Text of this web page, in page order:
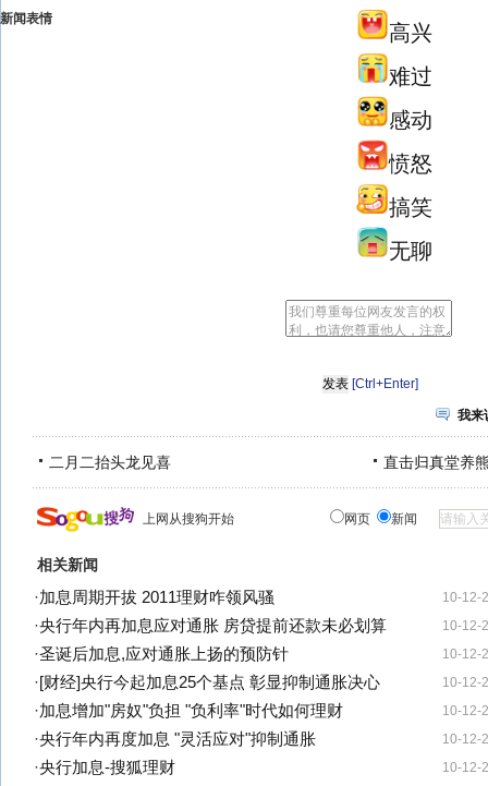
新闻表情
高兴
难过
感动
愤怒
搞笑
无聊
[Ctrl+Enter]
我来
二月二抬头龙见喜 直击归真堂养
上网从搜狗开始 网页 新闻
相关新闻
10-12-
·加息周期开拔 2011理财咋领风骚
10-12-
·央行年内再加息应对通胀 房贷提前还款未必划算
10-12-
·圣诞后加息,应对通胀上扬的预防针
10-12-
·[财经]央行今起加息25个基点 彰显抑制通胀决心
10-12-
·加息增加"房奴"负担 "负利率"时代如何理财
10-12-
·央行年内再度加息 "灵活应对"抑制通胀
10-12-
·央行加息-搜狐理财